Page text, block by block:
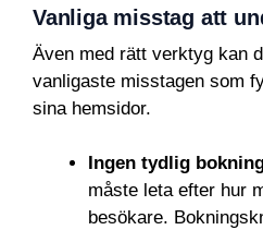
Vanliga misstag att
Även med rätt verktyg kan
vanligaste misstagen som
sina hemsidor.
Ingen tydlig
måste leta efter hur
besökare.